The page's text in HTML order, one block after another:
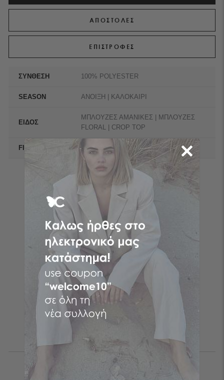
ΑΠΟΣΤΟΛΕΣ
ΕΠΙΣΤΡΟΦΕΣ
ΣΥΝΘΕΣΗ 100% POLYESTER
SEASON ΑΝΟΙΞΗ | ΚΑΛΟΚΑΙΡΙ
ΕΙΔΟΣ
ΜΠΛΟΥΖΕΣ ΑΜΑΝΙΚΕΣ | ΜΠΛΟΥΖΕΣ
FLORAL | CROP TOP
FIT SLIM
Follow the butterfly
Πραγματοποίησε τις online αγορές σου στη νο1 Ελληνική
διαδικτυακή εταιρεία γυναικείας μόδας! Ρούχα γυναικεία με
λίγα μόνο κλικ επιλέγοντας CENTO ρούχα και τα fashion items
που σου ταιριάζουν από το αγαπημένο σου brand!
Be the first to know
Αποδέχομαι τους